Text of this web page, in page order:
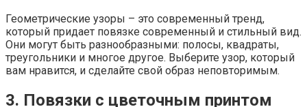
Геометрические узоры – это современный тренд,
который придает повязке современный и стильный вид.
Они могут быть разнообразными: полосы, квадраты,
треугольники и многое другое. Выберите узор, который
вам нравится, и сделайте свой образ неповторимым.
3. Повязки с цветочным принтом